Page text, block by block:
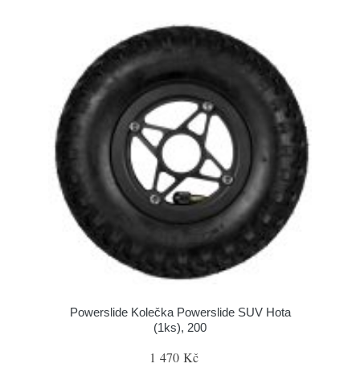
Powerslide Kolečka Powerslide SUV Hota
(1ks), 200
1 470 Kč